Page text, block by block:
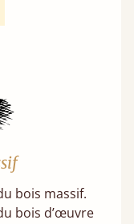
bois massif.
bois d’œuvre